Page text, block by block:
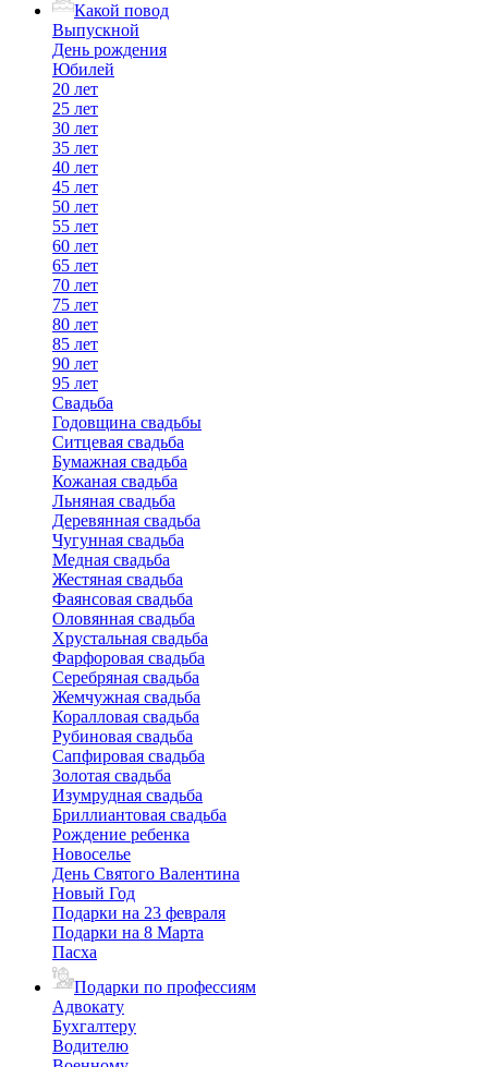
Какой повод
Выпускной
День рождения
Юбилей
20 лет
25 лет
30 лет
35 лет
40 лет
45 лет
50 лет
55 лет
60 лет
65 лет
70 лет
75 лет
80 лет
85 лет
90 лет
95 лет
Свадьба
Годовщина свадьбы
Ситцевая свадьба
Бумажная свадьба
Кожаная свадьба
Льняная свадьба
Деревянная свадьба
Чугунная свадьба
Медная свадьба
Жестяная свадьба
Фаянсовая свадьба
Оловянная свадьба
Хрустальная свадьба
Фарфоровая свадьба
Серебряная свадьба
Жемчужная свадьба
Коралловая свадьба
Рубиновая свадьба
Сапфировая свадьба
Золотая свадьба
Изумрудная свадьба
Бриллиантовая свадьба
Рождение ребенка
Новоселье
День Святого Валентина
Новый Год
Подарки на 23 февраля
Подарки на 8 Марта
Пасха
Подарки по профессиям
Адвокату
Бухгалтеру
Водителю